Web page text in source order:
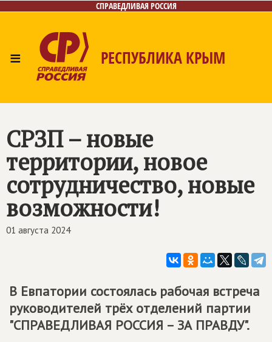
СПРАВЕДЛИВАЯ РОССИЯ
≡ РЕСПУБЛИКА КРЫМ
СРЗП – новые
территории, новое
сотрудничество, новые
возможности!
01 августа 2024
В Евпатории состоялась рабочая встреча
руководителей трёх отделений партии
"СПРАВЕДЛИВАЯ РОССИЯ – ЗА ПРАВДУ".